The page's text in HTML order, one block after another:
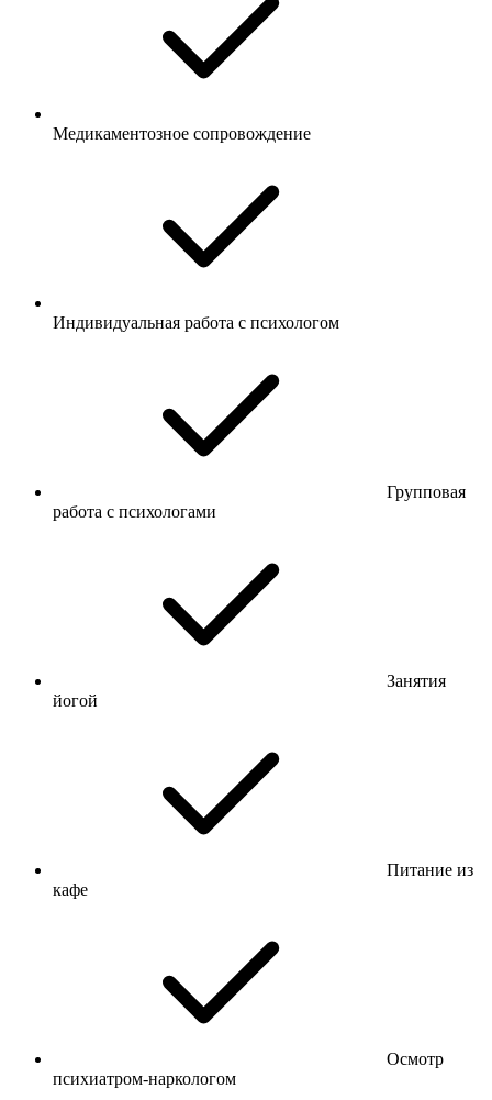
Медикаментозное сопровождение
Индивидуальная работа с психологом
Групповая
работа с психологами
Занятия
йогой
Питание из
кафе
Осмотр
психиатром-наркологом